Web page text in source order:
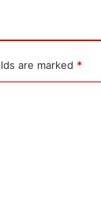
are marked *